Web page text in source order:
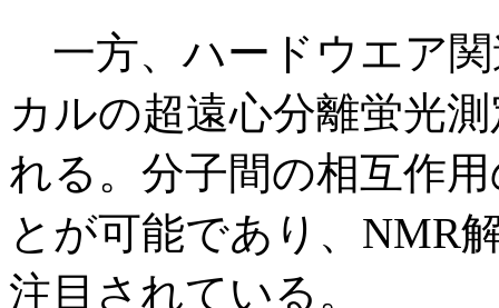
一方、ハードウエア
カルの超遠心分離蛍光
れる。分子間の相互作
とが可能であり、NMR
注目されている。